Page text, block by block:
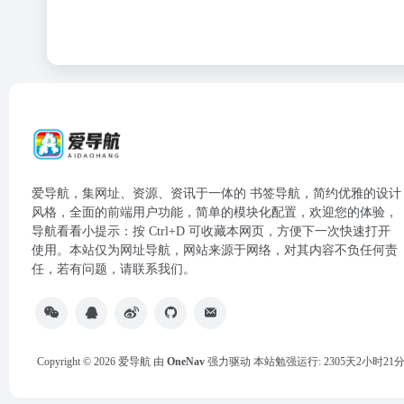
爱导航，集网址、资源、资讯于一体的 书签导航，简约优雅的设计
风格，全面的前端用户功能，简单的模块化配置，欢迎您的体验，
导航看看小提示：按 Ctrl+D 可收藏本网页，方便下一次快速打开
使用。本站仅为网址导航，网站来源于网络，对其内容不负任何责
任，若有问题，请联系我们。
Copyright © 2026 爱导航 由 OneNav 强力驱动 本站勉强运行: 2305天2小时21